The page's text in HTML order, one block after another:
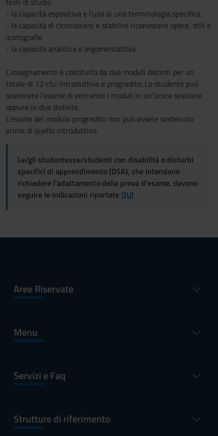
- la capacità espositiva e l’uso di una terminologia specifica
- la capacità di riconoscere e stabilire riconoscere opere, stili e
iconografie
- la capacità analitica e argomentattiva.
L’insegnamento è costituito da due moduli distinti per un
totale di 12 cfu: introduttivo e progredito. Lo studente può
sostenere l’esame di entrambi i moduli in un’unica sessione
oppure in due distinte.
L'esame del modulo progredito non può essere sostenuto
prima di quello introduttivo.
Le/gli studentesse/studenti con disabilità o disturbi
specifici di apprendimento (DSA), che intendano
richiedere l'adattamento della prova d'esame, devono
seguire le indicazioni riportate QUI
Aree Riservate
Menu
Servizi e Faq
Strutture di riferimento